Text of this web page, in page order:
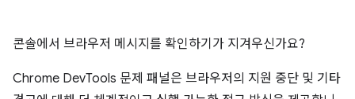
콘솔에서 브라우저 메시지를 확인하기가 지겨우신가요?
Chrome DevTools 문제 패널은 브라우저의 지원 중단 및 기타